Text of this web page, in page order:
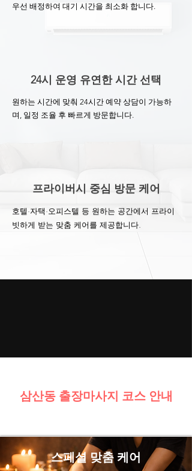
우선 배정하여 대기 시간을 최소화 합니다.
24시 운영 유연한 시간 선택
원하는 시간에 맞춰 24시간 예약 상담이 가능하
며, 일정 조율 후 빠르게 방문합니다.
프라이버시 중심 방문 케어
호텔·자택·오피스텔 등 원하는 공간에서 프라이
빗하게 받는 맞춤 케어를 제공합니다.
삼산동 출장마사지 코스 안내
스페셜 맞춤 케어